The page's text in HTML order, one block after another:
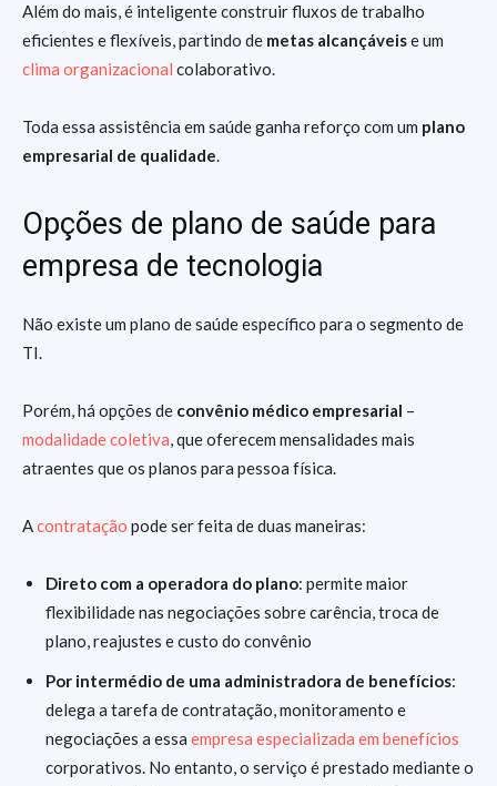
Além do mais, é inteligente construir fluxos de trabalho
eficientes e flexíveis, partindo de metas alcançáveise um
clima organizacional colaborativo.
Toda essa assistência em saúde ganha reforço com um plano
empresarial de qualidade.
Opções de plano de saúde para
empresa de tecnologia
Não existe um plano de saúde específico para o segmento de
TI.
Porém, há opções de convênio médico empresarial –
modalidade coletiva, que oferecem mensalidades mais
atraentes que os planos para pessoa física.
Acontratação pode ser feita de duas maneiras:
Direto com a operadora do plano: permite maior
flexibilidade nas negociações sobre carência, troca de
plano, reajustes e custo do convênio
Por intermédio de uma administradora de benefícios:
delega a tarefa de contratação, monitoramento e
negociações a essa empresa especializada em benefícios
corporativos. No entanto, o serviço é prestado mediante o